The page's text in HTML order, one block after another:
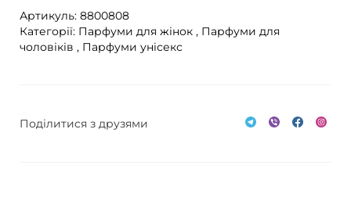
Артикуль: 8800808
Категорії: Парфуми для жінок , Парфуми для
чоловіків , Парфуми унісекс
Поділитися з друзями